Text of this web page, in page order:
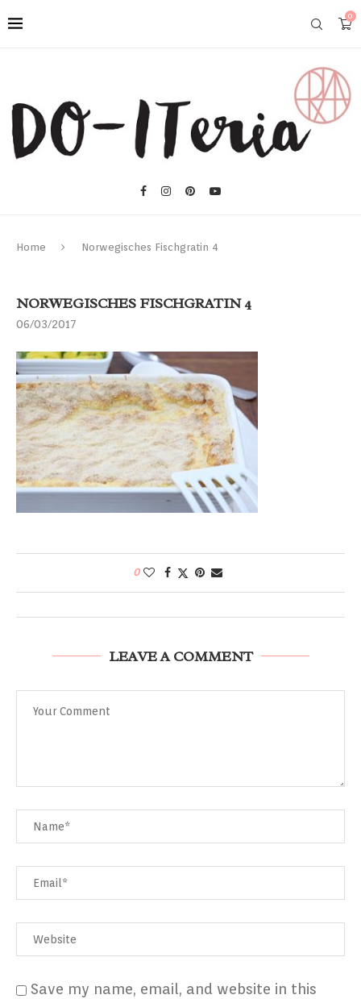
0
Home Norwegisches Fischgratin 4
NORWEGISCHES FISCHGRATIN 4
06/03/2017
0
LEAVE A COMMENT
Save my name, email, and website in this